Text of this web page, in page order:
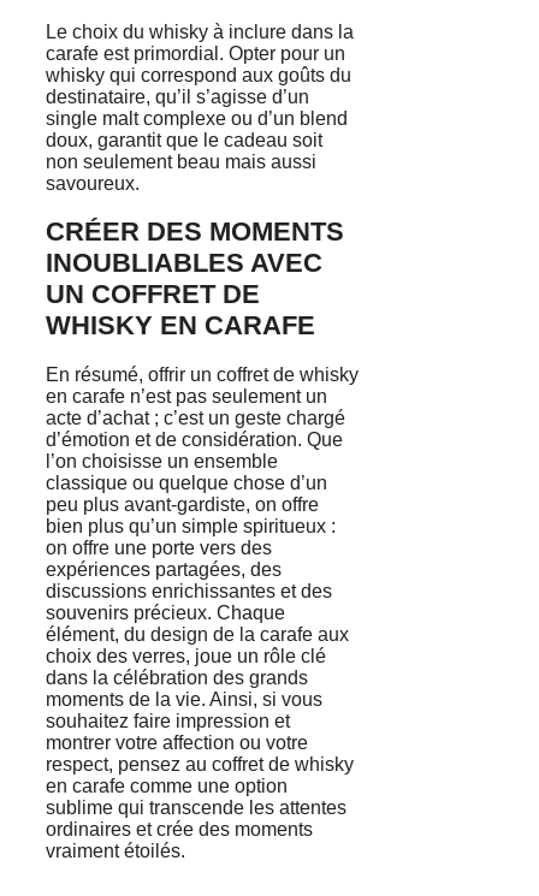
Le choix du whisky à inclure dans la
carafe est primordial. Opter pour un
whisky qui correspond aux goûts du
destinataire, qu’il s’agisse d’un
single malt complexe ou d’un blend
doux, garantit que le cadeau soit
non seulement beau mais aussi
savoureux.
CRÉER DES MOMENTS
INOUBLIABLES AVEC
UN COFFRET DE
WHISKY EN CARAFE
En résumé, offrir un coffret de whisky
en carafe n’est pas seulement un
acte d’achat ; c’est un geste chargé
d’émotion et de considération. Que
l’on choisisse un ensemble
classique ou quelque chose d’un
peu plus avant-gardiste, on offre
bien plus qu’un simple spiritueux :
on offre une porte vers des
expériences partagées, des
discussions enrichissantes et des
souvenirs précieux. Chaque
élément, du design de la carafe aux
choix des verres, joue un rôle clé
dans la célébration des grands
moments de la vie. Ainsi, si vous
souhaitez faire impression et
montrer votre affection ou votre
respect, pensez au coffret de whisky
en carafe comme une option
sublime qui transcende les attentes
ordinaires et crée des moments
vraiment étoilés.